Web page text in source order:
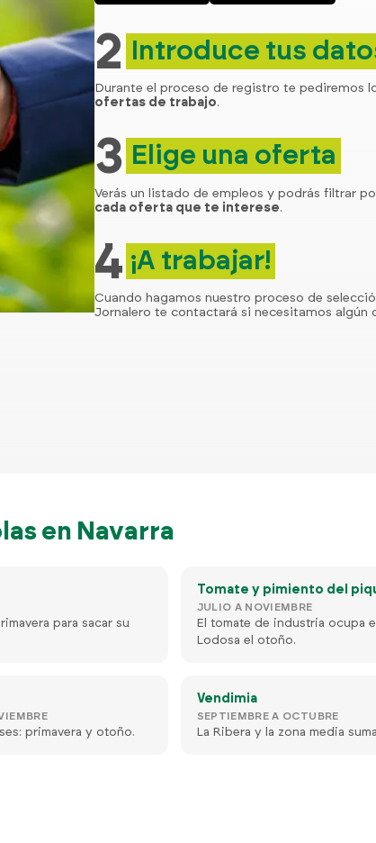
2 Introduce tus
Durante el proceso de registro te pediremos
ofertas de trabajo.
3 Elige una oferta
Verás un listado de empleos y podrás filtrar
cada oferta que te interese.
4 ¡A trabajar!
Cuando hagamos nuestro proceso de
Jornalero te contactará si necesitamos algún
en Navarra
para sacar su
Tomate y pimiento del
JULIO A NOVIEMBRE
El tomate de industria ocupa
Lodosa el otoño.
primavera y otoño.
Vendimia
SEPTIEMBRE A OCTUBRE
La Ribera y la zona media